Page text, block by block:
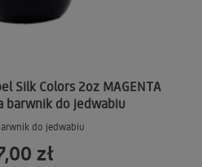
Silk Colors 2oz MAGENTA
barwnik do jedwabiu
do jedwabiu
zł